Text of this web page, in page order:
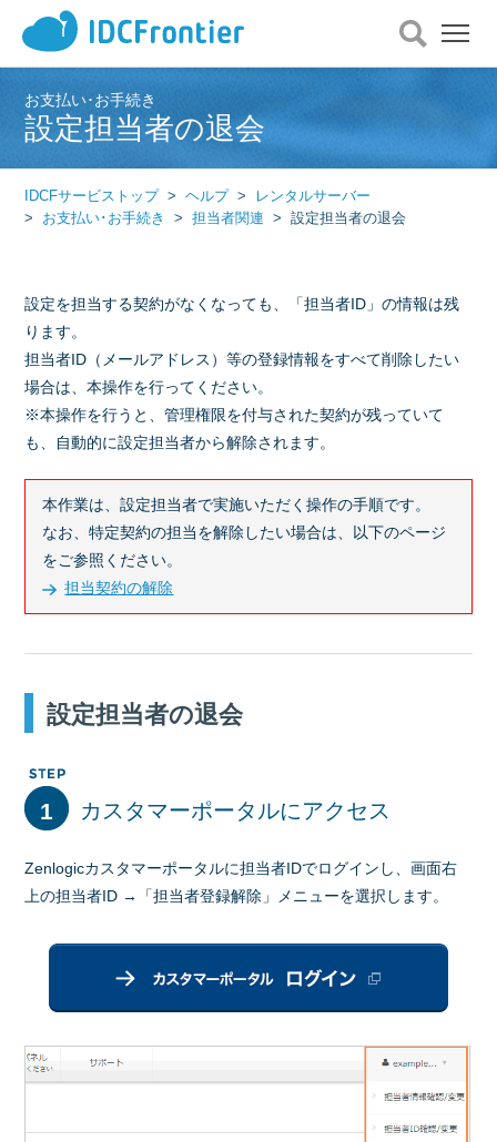
メ
ニ
ュ
く
お支払い･お手続き
設定担当者の退会
IDCFサービストップ ヘルプ
レンタルサーバー
お支払い･お手続き
担当者関連 設定担当者の退会
設定を担当する契約がなくなっても、「担当者ID」の情報は残
ります。
担当者ID（メールアドレス）等の登録情報をすべて削除したい
場合は、本操作を行ってください。
※本操作を行うと、管理権限を付与された契約が残っていて
も、自動的に設定担当者から解除されます。
本作業は、設定担当者で実施いただく操作の手順です。
なお、特定契約の担当を解除したい場合は、以下のページ
をご参照ください。
担当契約の解除
設定担当者の退会
1 カスタマーポータルにアクセス
Zenlogicカスタマーポータルに担当者IDでログインし、画面右
上の担当者ID →「担当者登録解除」メニューを選択します。